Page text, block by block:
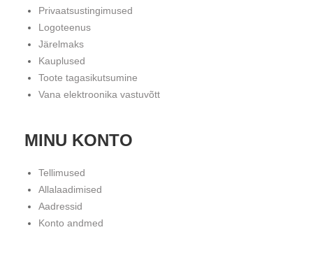
Privaatsustingimused
Logoteenus
Järelmaks
Kauplused
Toote tagasikutsumine
Vana elektroonika vastuvõtt
MINU KONTO
Tellimused
Allalaadimised
Aadressid
Konto andmed